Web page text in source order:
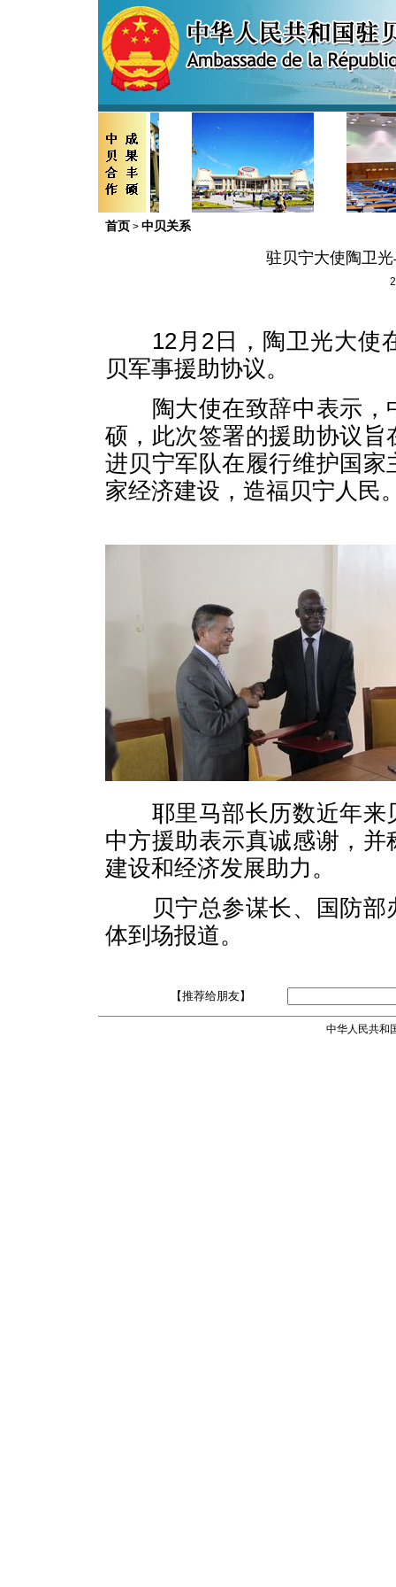
首页 > 中贝关系
驻贝宁大使陶卫
12月 2日，陶卫光大使
贝军事援助协议。
陶大使在致辞中表示
硕，此次签署的援助协议
进贝宁军队在履行维护国
家经济建设，造福贝宁人民
耶里马部长历数近年
中方援助表示真诚感谢，
建设和经济发展助力。
贝宁总参谋长、国防
体到场报道。
【推荐给朋友】
中华人民共和